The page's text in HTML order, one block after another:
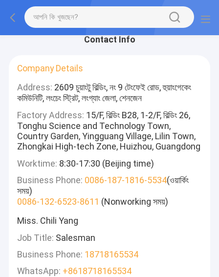
Contact Info
Company Details
Address: 2609 চুয়াংটু বিল্ডিং, নং 9 টেংফেই রোড, হুয়াংগেকেং
কমিউনিটি, লংচেং স্ট্রিট, লংগ্যাং জেলা, শেনজেন
Factory Address: 15/F, বিল্ডিং B28, 1-2/F, বিল্ডিং 26,
Tonghu Science and Technology Town,
Country Garden, Yingguang Village, Lilin Town,
Zhongkai High-tech Zone, Huizhou, Guangdong
Worktime: 8:30-17:30 (Beijing time)
Business Phone: 0086-187-1816-5534(ওয়ার্কিং
সময়)
0086-132-6523-8611 (Nonworking সময়)
Miss. Chili Yang
Job Title: Salesman
Business Phone: 18718165534
WhatsApp: +8618718165534